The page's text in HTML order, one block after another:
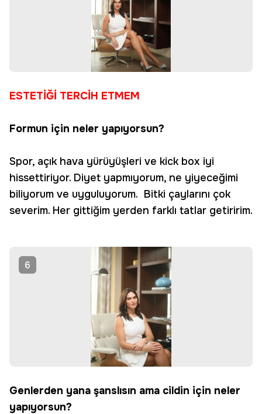
ESTETİĞİ TERCİH ETMEM
Formun için neler yapıyorsun?
Spor, açık hava yürüyüşleri ve kick box iyi
hissettiriyor. Diyet yapmıyorum, ne yiyeceğimi
biliyorum ve uyguluyorum. Bitki çaylarını çok
severim. Her gittiğim yerden farklı tatlar getiririm.
6
Genlerden yana şanslısın ama cildin için neler
yapıyorsun?